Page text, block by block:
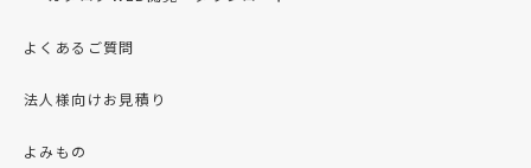
よくあるご質問
法人様向けお見積り
よみもの